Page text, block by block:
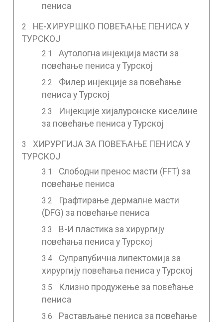
пениса
НЕ-ХИРУРШКО ПОВЕЋАЊЕ ПЕНИСА У
ТУРСКОЈ
Аутологна инјекција масти за
повећање пениса у Турској
Филер инјекције за повећање
пениса у Турској
Инјекције хијалуронске киселине
за повећање пениса у Турској
ХИРУРГИЈА ЗА ПОВЕЋАЊЕ ПЕНИСА У
ТУРСКОЈ
Слободни пренос масти (FFT) за
повећање пениса
Графтирање дермалне масти
(DFG) за повећање пениса
В-И пластика за хирургију
повећања пениса у Турској
Супрапубична липектомија за
хирургију повећања пениса у Турској
Клизно продужење за повећање
пениса
Растављање пениса за повећање